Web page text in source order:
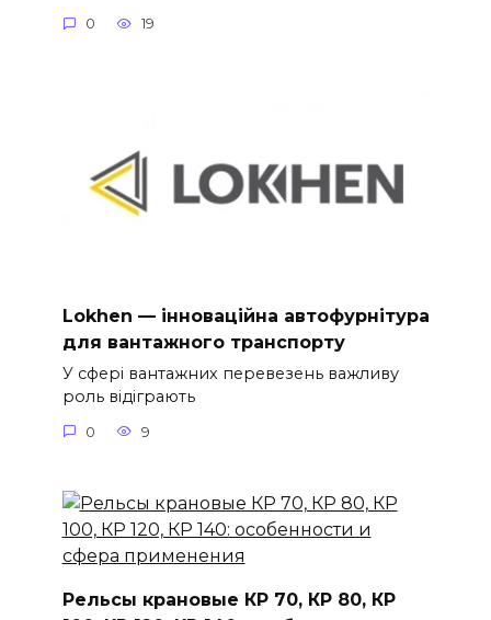
0 19
Lokhen — інноваційна автофурнітура
для вантажного транспорту
У сфері вантажних перевезень важливу
роль відіграють
0 9
Рельсы крановые КР 70, КР 80, КР